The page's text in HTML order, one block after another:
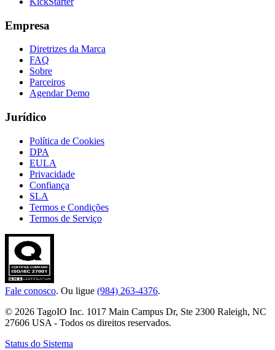
Empresa
Diretrizes da Marca
FAQ
Sobre
Parceiros
Agendar Demo
Jurídico
Política de Cookies
DPA
EULA
Privacidade
Confiança
SLA
Termos e Condições
Termos de Serviço
Fale conosco. Ou ligue (984) 263-4376.
© 2026 TagoIO Inc. 1017 Main Campus Dr, Ste 2300 Raleigh, NC
27606 USA - Todos os direitos reservados.
Status do Sistema